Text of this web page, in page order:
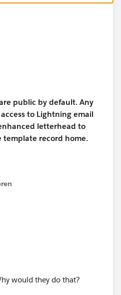
public by default. Any
to Lightning email
letterhead to
record home.
the below thread : -
articleView?
would they do that?